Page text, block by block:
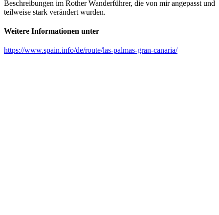
Beschreibungen im Rother Wanderführer, die von mir angepasst und
teilweise stark verändert wurden.
Weitere Informationen unter
https://www.spain.info/de/route/las-palmas-gran-canaria/